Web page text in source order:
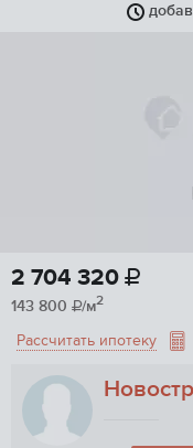
2 704 320 
143 800 /м2
Рассчитать ипотеку